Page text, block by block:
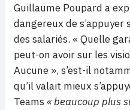
Guillaume Poupard a
dangereux de
des salariés. « Quelle
peut-on avoir sur les
Aucune », s’est-il
qu’il valait mieux
Teams « beaucoup plus